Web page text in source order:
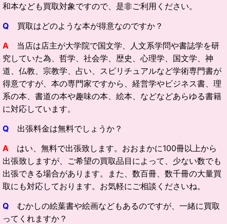
和本なども買取対象ですので、是非ご利用ください。
Q
買取はどのような本が得意なのですか？
A
当店は店主が大学院で国文学、人文系学問や書誌学を研
究していた為、哲学、社会学、歴史、心理学、国文学、神
道、仏教、宗教学、占い、スピリチュアルなど学術専門書が
得意ですが、本の専門家ですから、経営学やビジネス書、理
系の本、書道の本や趣味の本、絵本、などなどあらゆる書籍
に対応しています。
Q 出張料金は無料でしょうか？
A はい、無料で出張致します。おおまかに100冊以上から
出張致しますが、ご希望の買取品目によって、少ない数でも
出張できる場合があります。また、数百冊、数千冊の大量買
取にも対応しております。お気軽にご相談くださいね。
Q むかしの絵葉書や絵画などもあるのですが、一緒に買取
ってくれますか？